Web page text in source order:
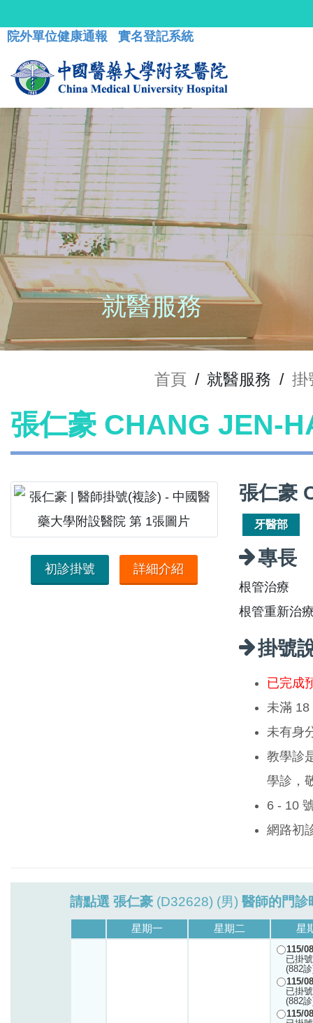
院外單位健康通報 實名登記系統
就醫服務
首頁 / 就醫服務 / 掛
張仁豪 CHANG JEN-
初診掛號 詳細介紹
張仁豪
牙醫部
專長
根管治療
根管重新治
掛號
已完成
未滿 18
未有身
教學診
學診，
6 - 10
網路初